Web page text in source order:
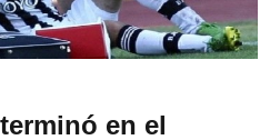
en el